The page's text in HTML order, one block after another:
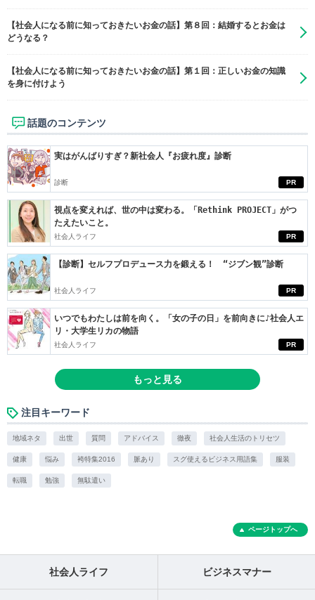
【社会人になる前に知っておきたいお金の話】第８回：結婚するとお金は
どうなる？
【社会人になる前に知っておきたいお金の話】第１回：正しいお金の知識
を身に付けよう
話題のコンテンツ
PR
実はがんばりすぎ？新社会人『お疲れ度』診断
診断
PR
視点を変えれば、世の中は変わる。「Rethink PROJECT」がつ
たえたいこと。
社会人ライフ
PR
【診断】セルフプロデュース力を鍛える！ “ジブン観”診断
社会人ライフ
PR
いつでもわたしは前を向く。「女の子の日」を前向きに♪社会人エ
リ・大学生リカの物語
社会人ライフ
もっと見る
注目キーワード
地域ネタ 出世 質問 アドバイス 徹夜 社会人生活のトリセツ
健康 悩み 袴特集2016 脈あり スグ使えるビジネス用語集 服装
転職 勉強 無駄遣い
ページトップへ
社会人ライフ ビジネスマナー